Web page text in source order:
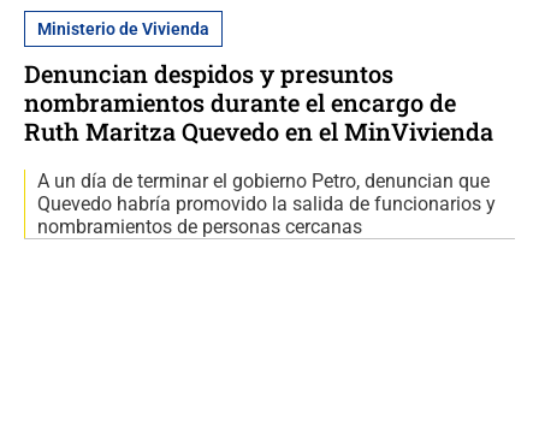
Ministerio de Vivienda
Denuncian despidos y presuntos
nombramientos durante el encargo de
Ruth Maritza Quevedo en el MinVivienda
A un día de terminar el gobierno Petro, denuncian que
Quevedo habría promovido la salida de funcionarios y
nombramientos de personas cercanas